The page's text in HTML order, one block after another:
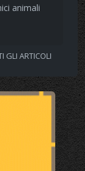
animali
GLI ARTICOLI